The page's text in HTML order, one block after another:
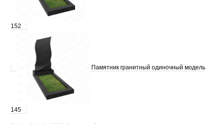
152
Памятник гранитный одиночный модель
145